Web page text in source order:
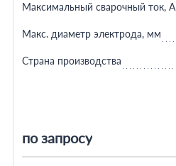
по запросу
Максимальный сварочный ток, А
Макс. диаметр электрода, мм
Страна производства